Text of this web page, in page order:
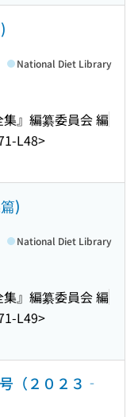
』編纂委員会 編
L48>
National Diet Library
)
』編纂委員会 編
L49>
National Diet Library
（２０２３‐